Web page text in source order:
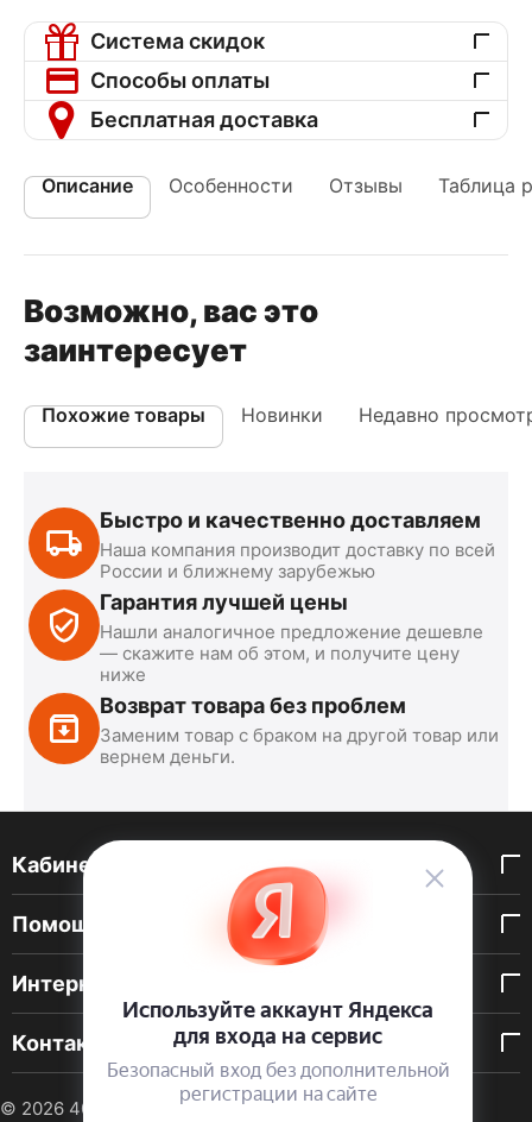
Система скидок
Способы оплаты
Бесплатная доставка
Описание Особенности Отзывы Таблица
Возможно, вас это
заинтересует
Похожие товары Новинки Недавно
Быстро и качественно доставляем
Наша компания производит доставку по всей
России и ближнему зарубежью
Гарантия лучшей цены
Нашли аналогичное предложение дешевле
— скажите нам об этом, и получите цену
ниже
Возврат товара без проблем
Заменим товар с браком на другой товар или
вернем деньги.
Кабинет покупателя
Помощь покупателю
Интернет-магазин
Контакты
© 2026 40 DEN. Интернет-магазин